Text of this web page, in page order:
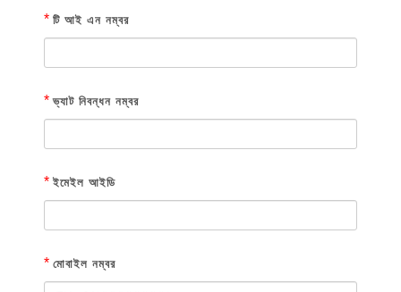
* টি আই এন নম্বর
* ভ্যাট নিবন্ধন নম্বর
* ইমেইল আইডি
* মোবাইল নম্বর